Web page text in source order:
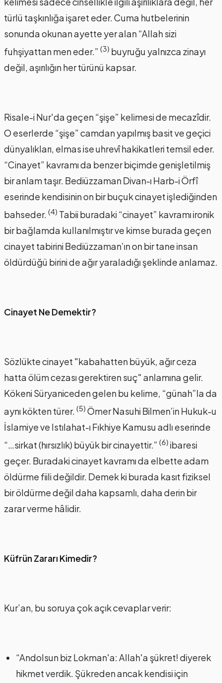
türlü taşkınlığa işaret eder. Cuma hutbelerinin
sonunda okunan ayette yer alan “Allah sizi
fuhşiyattan men eder.” (3) buyruğu yalnızca zinayı
değil, aşırılığın her türünü kapsar.
Risale-i Nur'da geçen “şişe” kelimesi de mecazîdir.
O eserlerde “şişe” camdan yapılmış basit ve geçici
dünyalıkları, elmas ise uhrevî hakikatleri temsil eder.
“Cinayet” kavramı da benzer biçimde genişletilmiş
bir anlam taşır. Bediüzzaman Divan-ı Harb-i Örfî
eserinde kendisinin on bir buçuk cinayet işlediğinden
bahseder. (4) Tabii buradaki “cinayet” kavramı ironik
bir bağlamda kullanılmıştır ve kimse burada geçen
cinayet tabirini Bediüzzaman’ın on bir tane insan
öldürdüğü birini de ağır yaraladığı şeklinde anlamaz.
Cinayet Ne Demektir?
Sözlükte cinayet "kabahatten büyük, ağır ceza
hatta ölüm cezası gerektiren suç" anlamına gelir.
Kökeni Süryaniceden gelen bu kelime, “günah”la da
aynı kökten türer. (5) Ömer Nasuhi Bilmen’in Hukuk-u
İslamiye ve Istılahat-ı Fıkhiye Kamusu adlı eserinde
“…sirkat (hırsızlık) büyük bir cinayettir.” (6) ibaresi
geçer. Buradaki cinayet kavramı da elbette adam
öldürme fiili değildir. Demek ki burada kasıt fiziksel
bir öldürme değil daha kapsamlı, daha derin bir
zarar verme hâlidir.
Küfrün Zararı Kimedir?
Kur’an, bu soruya çok açık cevaplar verir:
“Andolsun biz Lokman'a: Allah'a şükret! diyerek
hikmet verdik. Şükreden ancak kendisi için